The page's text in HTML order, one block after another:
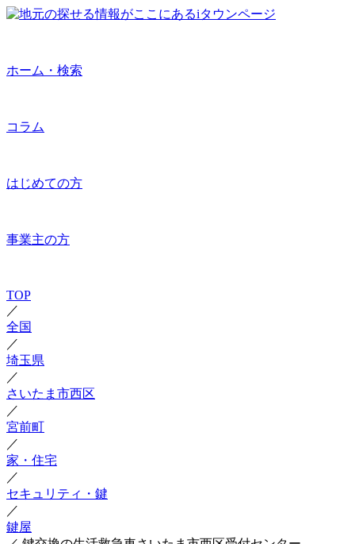
ホーム・検索
コラム
はじめての方
事業主の方
TOP
／
全国
／
埼玉県
／
さいたま市西区
／
宮前町
／
家・住宅
／
セキュリティ・鍵
／
鍵屋